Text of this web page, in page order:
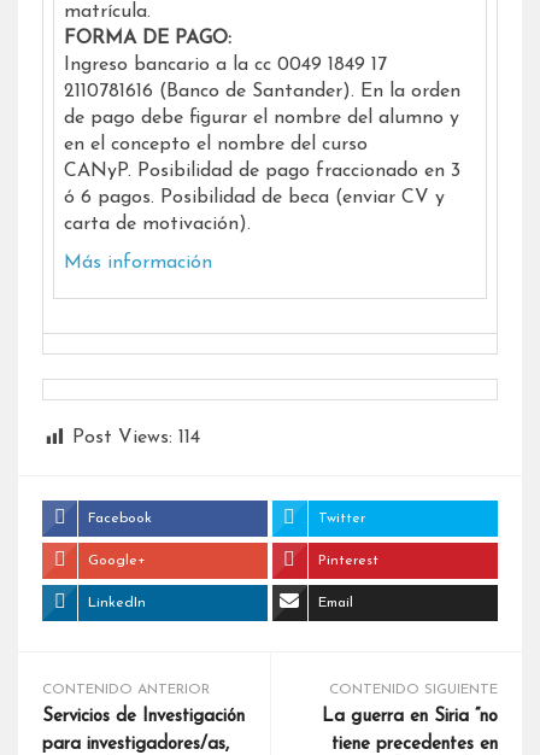
matrícula.
FORMA DE PAGO:
Ingreso bancario a la cc 0049 1849 17
2110781616 (Banco de Santander). En la orden
de pago debe figurar el nombre del alumno y
en el concepto el nombre del curso
CANyP. Posibilidad de pago fraccionado en 3
ó 6 pagos. Posibilidad de beca (enviar CV y
carta de motivación).
Más información
Post Views: 114
Facebook Twitter
Google+ Pinterest
LinkedIn Email
CONTENIDO ANTERIOR
Servicios de Investigación
para investigadores/as,
CONTENIDO SIGUIENTE
La guerra en Siria “no
tiene precedentes en